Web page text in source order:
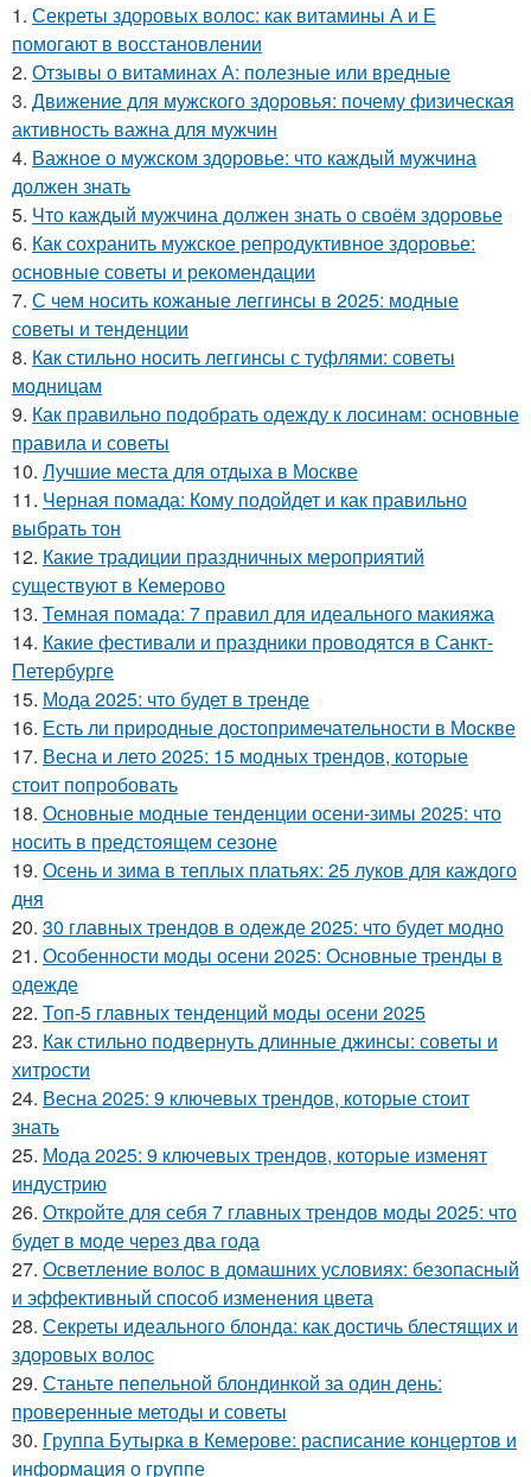
1. Секреты здоровых волос: как витамины А и Е
помогают в восстановлении
2. Отзывы о витаминах А: полезные или вредные
3. Движение для мужского здоровья: почему физическая
активность важна для мужчин
4. Важное о мужском здоровье: что каждый мужчина
должен знать
5. Что каждый мужчина должен знать о своём здоровье
6. Как сохранить мужское репродуктивное здоровье:
основные советы и рекомендации
7. С чем носить кожаные леггинсы в 2025: модные
советы и тенденции
8. Как стильно носить леггинсы с туфлями: советы
модницам
9. Как правильно подобрать одежду к лосинам: основные
правила и советы
10. Лучшие места для отдыха в Москве
11. Черная помада: Кому подойдет и как правильно
выбрать тон
12. Какие традиции праздничных мероприятий
существуют в Кемерово
13. Темная помада: 7 правил для идеального макияжа
14. Какие фестивали и праздники проводятся в Санкт-
Петербурге
15. Мода 2025: что будет в тренде
16. Есть ли природные достопримечательности в Москве
17. Весна и лето 2025: 15 модных трендов, которые
стоит попробовать
18. Основные модные тенденции осени-зимы 2025: что
носить в предстоящем сезоне
19. Осень и зима в теплых платьях: 25 луков для каждого
дня
20. 30 главных трендов в одежде 2025: что будет модно
21. Особенности моды осени 2025: Основные тренды в
одежде
22. Топ-5 главных тенденций моды осени 2025
23. Как стильно подвернуть длинные джинсы: советы и
хитрости
24. Весна 2025: 9 ключевых трендов, которые стоит
знать
25. Мода 2025: 9 ключевых трендов, которые изменят
индустрию
26. Откройте для себя 7 главных трендов моды 2025: что
будет в моде через два года
27. Осветление волос в домашних условиях: безопасный
и эффективный способ изменения цвета
28. Секреты идеального блонда: как достичь блестящих и
здоровых волос
29. Станьте пепельной блондинкой за один день:
проверенные методы и советы
30. Группа Бутырка в Кемерове: расписание концертов и
информация о группе